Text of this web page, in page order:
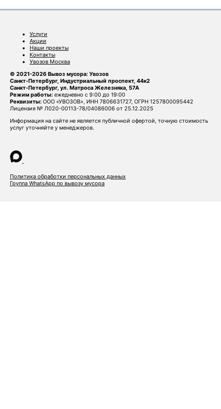
Услуги
Акции
Наши проекты
Контакты
Увозов Москва
© 2021-2026 Вывоз мусора: Увозов
Санкт-Петербург, Индустриальный проспект, 44к2
Санкт-Петербург, ул. Матроса Железняка, 57А
Режим работы: ежедневно с 9:00 до 19:00
Реквизиты: ООО «УВОЗОВ», ИНН 7806631727, ОГРН 1257800095442
Лицензия № Л020-00113-78/04086006 от 25.12.2025
Информация на сайте не является публичной офертой, точную стоимость
услуг уточняйте у менеджеров.
Политика обработки персональных данных
Группа WhatsApp по вывозу мусора